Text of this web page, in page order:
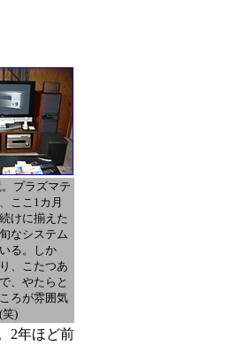
プラズマテ
ここ1カ月
けに揃えた
なシステム
る。しか
、こたつあ
、やたらと
ろが雰囲気
笑)
2年ほど前